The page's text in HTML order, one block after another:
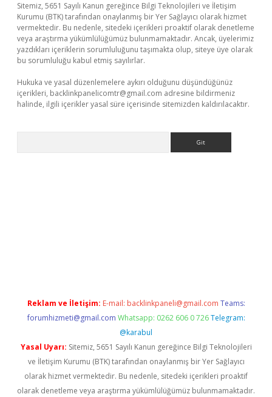
Sitemiz, 5651 Sayılı Kanun gereğince Bilgi Teknolojileri ve İletişim
Kurumu (BTK) tarafından onaylanmış bir Yer Sağlayıcı olarak hizmet
vermektedir. Bu nedenle, sitedeki içerikleri proaktif olarak denetleme
veya araştırma yükümlülüğümüz bulunmamaktadır. Ancak, üyelerimiz
yazdıkları içeriklerin sorumluluğunu taşımakta olup, siteye üye olarak
bu sorumluluğu kabul etmiş sayılırlar.
Hukuka ve yasal düzenlemelere aykırı olduğunu düşündüğünüz
içerikleri, backlinkpanelicomtr@gmail.com adresine bildirmeniz
halinde, ilgili içerikler yasal süre içerisinde sitemizden kaldırılacaktır.
Reklam ve İletişim: E-mail: backlinkpaneli@gmail.com Teams:
forumhizmeti@gmail.com Whatsapp: 0262 606 0 726 Telegram:
@karabul
Yasal Uyarı: Sitemiz, 5651 Sayılı Kanun gereğince Bilgi Teknolojileri
ve İletişim Kurumu (BTK) tarafından onaylanmış bir Yer Sağlayıcı
olarak hizmet vermektedir. Bu nedenle, sitedeki içerikleri proaktif
olarak denetleme veya araştırma yükümlülüğümüz bulunmamaktadır.